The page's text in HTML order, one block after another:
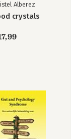
Alberez
crystals